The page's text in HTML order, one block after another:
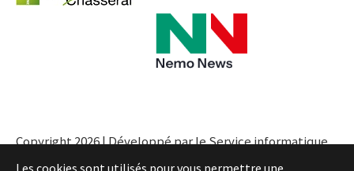
Les cookies sont utilisés pour vous permettre une
Copyright 2026 | Développé par le Service informatique
de l'Entité neuchâteloise |